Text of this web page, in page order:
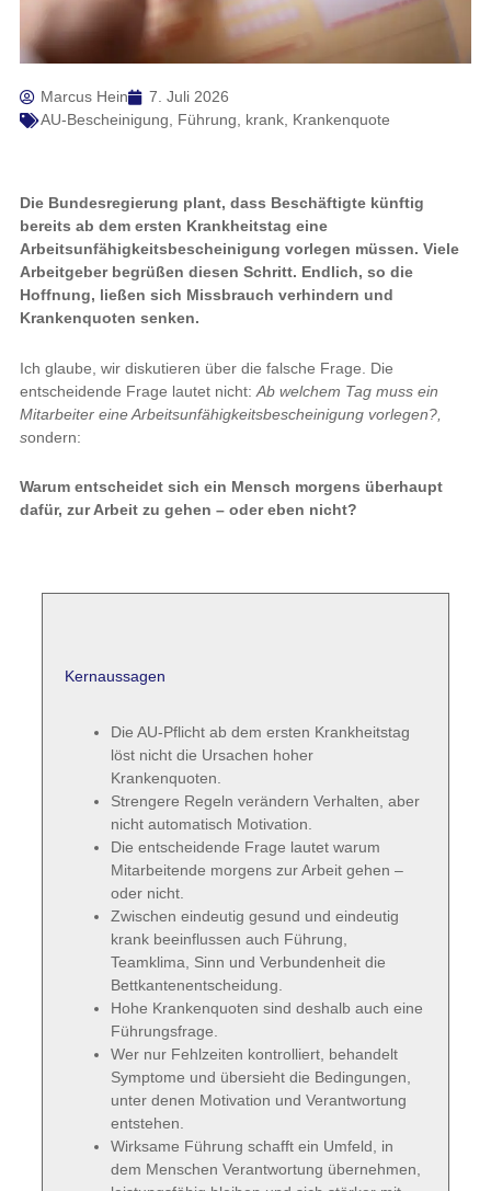
Marcus Hein
7. Juli 2026
AU-Bescheinigung, Führung, krank, Krankenquote
Die Bundesregierung plant, dass Beschäftigte künftig
bereits ab dem ersten Krankheitstag eine
Arbeitsunfähigkeitsbescheinigung vorlegen müssen. Viele
Arbeitgeber begrüßen diesen Schritt. Endlich, so die
Hoffnung, ließen sich Missbrauch verhindern und
Krankenquoten senken.
Ich glaube, wir diskutieren über die falsche Frage. Die
entscheidende Frage lautet nicht: Ab welchem Tag muss ein
Mitarbeiter eine Arbeitsunfähigkeitsbescheinigung vorlegen?,
sondern:
Warum entscheidet sich ein Mensch morgens überhaupt
dafür, zur Arbeit zu gehen – oder eben nicht?
Kernaussagen
Die AU-Pflicht ab dem ersten Krankheitstag
löst nicht die Ursachen hoher
Krankenquoten.
Strengere Regeln verändern Verhalten, aber
nicht automatisch Motivation.
Die entscheidende Frage lautet warum
Mitarbeitende morgens zur Arbeit gehen –
oder nicht.
Zwischen eindeutig gesund und eindeutig
krank beeinflussen auch Führung,
Teamklima, Sinn und Verbundenheit die
Bettkantenentscheidung.
Hohe Krankenquoten sind deshalb auch eine
Führungsfrage.
Wer nur Fehlzeiten kontrolliert, behandelt
Symptome und übersieht die Bedingungen,
unter denen Motivation und Verantwortung
entstehen.
Wirksame Führung schafft ein Umfeld, in
dem Menschen Verantwortung übernehmen,